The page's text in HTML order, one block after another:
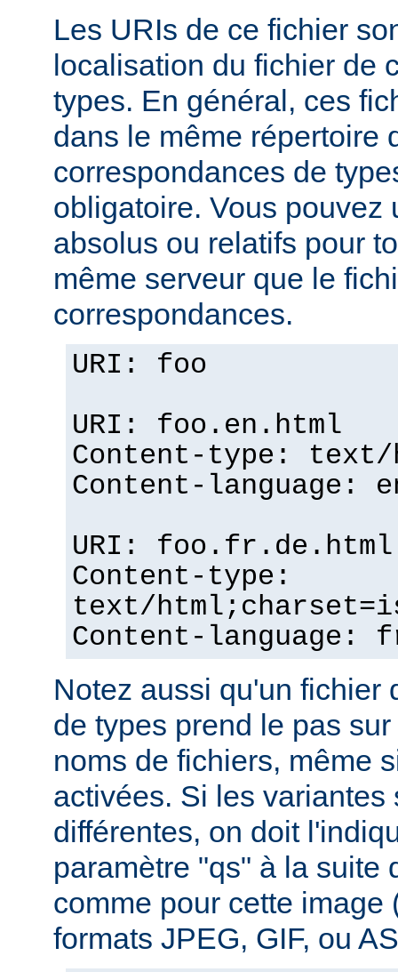
Les URIs de ce fichier
localisation du fichier de
types. En général, ces
dans le même répertoire
correspondances de
obligatoire. Vous pouvez
absolus ou relatifs pour
même serveur que le
correspondances.
URI: foo
URI: foo.en.html
Content-type: text/
Content-language:
URI: foo.fr.de.html
Content-type:
text/
Content-language:
Notez aussi qu'un fichier
de types prend le pas
noms de fichiers, même
activées. Si les variantes
différentes, on doit
paramètre "qs" à la suite
comme pour cette image
formats JPEG, GIF, ou